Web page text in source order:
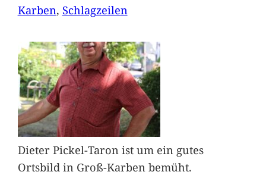
Karben, Schlagzeilen
Dieter Pickel-Taron ist um ein gutes
Ortsbild in Groß-Karben bemüht.